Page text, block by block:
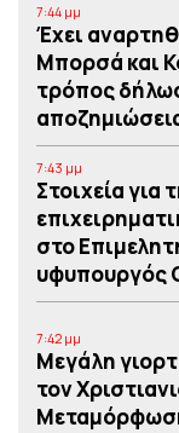
7:44 μμ
Έχει
Μπορσά και
τρόπος
7:43 μμ
Στοιχεία για
στο
υφυπουργός
7:42 μμ
Μεγάλη
τον